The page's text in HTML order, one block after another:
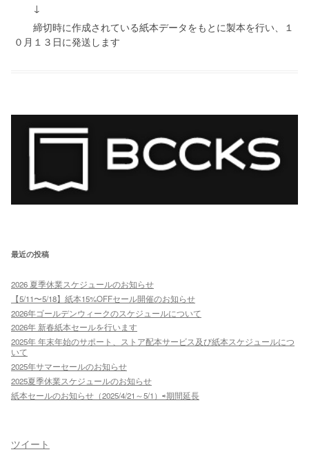
↓
締切時に作成されている紙本データをもとに製本を行い、１
０月１３日に発送します
最近の投稿
2026 夏季休業スケジュールのお知らせ
【5/11〜5/18】紙本15%OFFセール開催のお知らせ
2026年ゴールデンウィークのスケジュールについて
2026年 新春紙本セールを行います
2025年 年末年始のサポート、ストア配本サービス及び紙本スケジュールにつ
いて
2025年サマーセールのお知らせ
2025夏季休業スケジュールのお知らせ
紙本セールのお知らせ（2025/4/21～5/1）⇨期間延長
ツイート